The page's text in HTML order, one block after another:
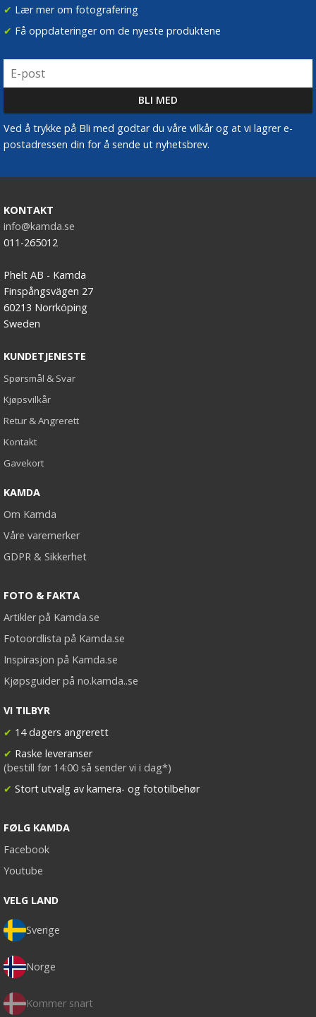
✔ Lær mer om fotografering
✔ Få oppdateringer om de nyeste produktene
Ved å trykke på Bli med godtar du våre vilkår og at vi lagrer e-
postadressen din for å sende ut nyhetsbrev.
KONTAKT
info@kamda.se
011-265012
Phelt AB - Kamda
Finspångsvägen 27
60213 Norrköping
Sweden
KUNDETJENESTE
Spørsmål & Svar
Kjøpsvilkår
Retur & Angrerett
Kontakt
Gavekort
KAMDA
Om Kamda
Våre varemerker
GDPR & Sikkerhet
FOTO & FAKTA
Artikler på Kamda.se
Fotoordlista på Kamda.se
Inspirasjon på Kamda.se
Kjøpsguider på no.kamda..se
VI TILBYR
✔ 14 dagers angrerett
✔ Raske leveranser
(bestill før 14:00 så sender vi i dag*)
✔ Stort utvalg av kamera- og fototilbehør
FØLG KAMDA
Facebook
Youtube
VELG LAND
Sverige
Norge
Kommer snart